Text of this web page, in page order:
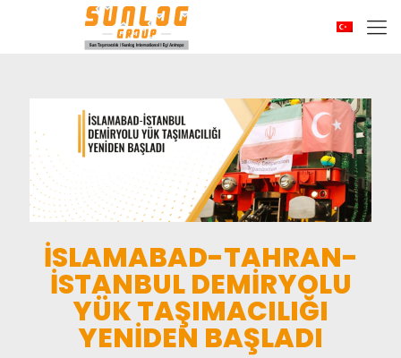
İSLAMABAD-TAHRAN-
İSTANBUL DEMİRYOLU
YÜK TAŞIMACILIĞI
YENİDEN BAŞLADI